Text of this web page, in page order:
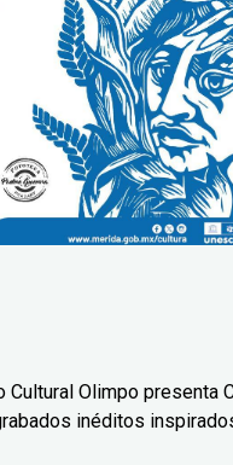
Cultural Olimpo
inéditos